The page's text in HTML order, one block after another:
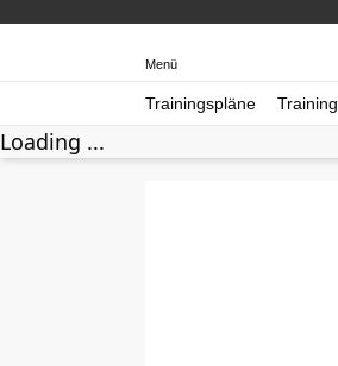
Menü
Trainingspläne Training
Loading ...